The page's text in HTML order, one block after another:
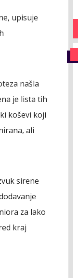
upisuje
našla
je lista tih
koševi koji
ali
sirene
za lako
kraj